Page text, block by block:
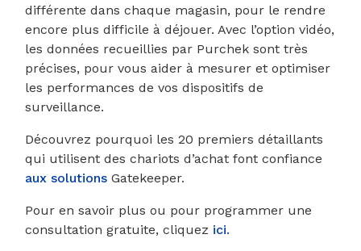
différente dans chaque magasin, pour le rendre
encore plus difficile à déjouer. Avec l’option vidéo,
les données recueillies par Purchek sont très
précises, pour vous aider à mesurer et optimiser
les performances de vos dispositifs de
surveillance.
Découvrez pourquoi les 20 premiers détaillants
qui utilisent des chariots d’achat font confiance
aux solutions Gatekeeper.
Pour en savoir plus ou pour programmer une
consultation gratuite, cliquez ici.